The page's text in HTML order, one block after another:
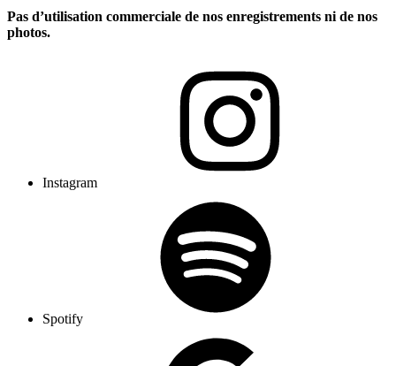
Pas d’utilisation commerciale de nos enregistrements ni de nos
photos.
Instagram
Spotify